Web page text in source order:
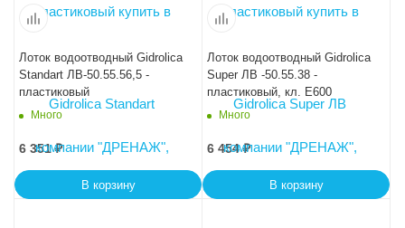
Лоток водоотводный Gidrolica
Standart ЛВ-50.55.56,5 -
пластиковый
Много
6 351₽
В корзину
Лоток водоотводный Gidrolica
Super ЛВ -50.55.38 -
пластиковый, кл. Е600
Много
6 454₽
В корзину